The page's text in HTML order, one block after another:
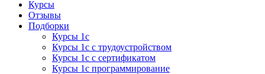
Курсы
Отзывы
Подборки
Курсы 1с
Курсы 1с с трудоустройством
Курсы 1с с сертификатом
Курсы 1с программирование